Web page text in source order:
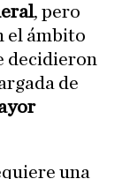
, pero
el ámbito
decidieron
de
una